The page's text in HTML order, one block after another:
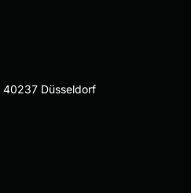
40237 Düsseldorf